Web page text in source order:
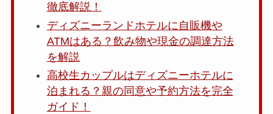
徹底解説！
ディズニーランドホテルに自販機や
ATMはある？飲み物や現金の調達方法
を解説
高校生カップルはディズニーホテルに
泊まれる？親の同意や予約方法を完全
ガイド！